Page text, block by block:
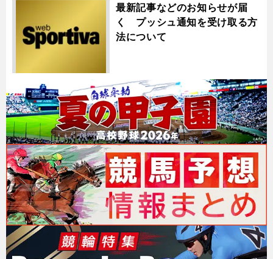
最新記事などのお知らせが届
く プッシュ通知を受け取る方
法について